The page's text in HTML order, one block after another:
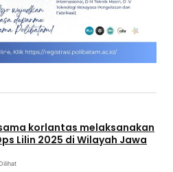
korlantas melaksanakan
Lilin 2025 di Wilayah Jawa